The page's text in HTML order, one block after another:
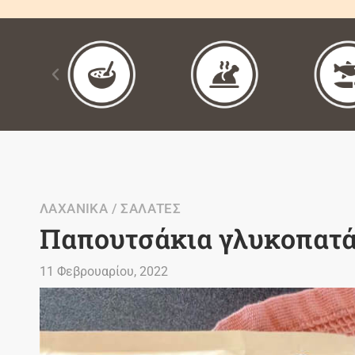
ΛΑΧΑΝΙΚΑ / ΣΑΛΑΤΕΣ
Παπουτσάκια
11 Φεβρουαρίου, 2022